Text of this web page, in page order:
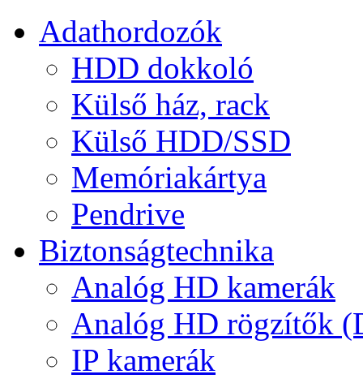
Adathordozók
HDD dokkoló
Külső ház, rack
Külső HDD/SSD
Memóriakártya
Pendrive
Biztonságtechnika
Analóg HD kamerák
Analóg HD rögzítők
IP kamerák